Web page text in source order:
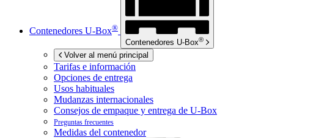
Contenedores U-Box®
Contenedores U-Box®
Volver al menú principal
Tarifas e información
Opciones de entrega
Usos habituales
Mudanzas internacionales
Consejos de empaque y entrega de U-Box
Preguntas frecuentes
Medidas del contenedor